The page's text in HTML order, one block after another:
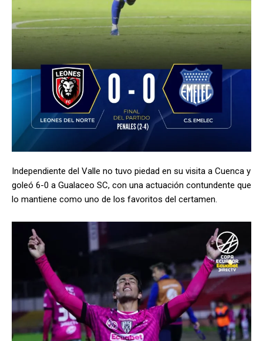
Independiente del Valle no tuvo piedad en su visita a Cuenca y
goleó 6-0 a Gualaceo SC, con una actuación contundente que
lo mantiene como uno de los favoritos del certamen.